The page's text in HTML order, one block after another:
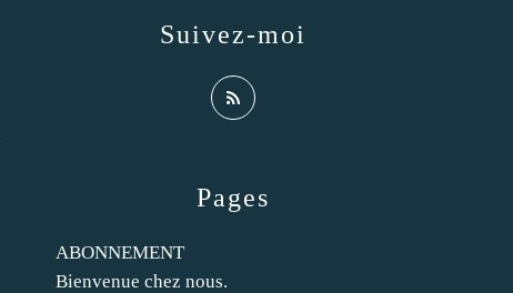
Pages
ABONNEMENT
Bienvenue chez nous.
Suivez-moi